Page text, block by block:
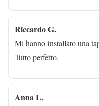
Riccardo G.
Mi hanno installato una
Tutto perfetto.
Anna L.